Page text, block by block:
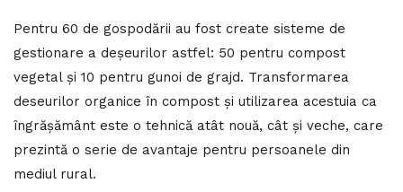
Pentru 60 de gospodării au fost create sisteme de
gestionare a deșeurilor astfel: 50 pentru compost
vegetal și 10 pentru gunoi de grajd. Transformarea
deseurilor organice în compost şi utilizarea acestuia ca
îngrăşământ este o tehnică atât nouă, cât și veche, care
prezintă o serie de avantaje pentru persoanele din
mediul rural.